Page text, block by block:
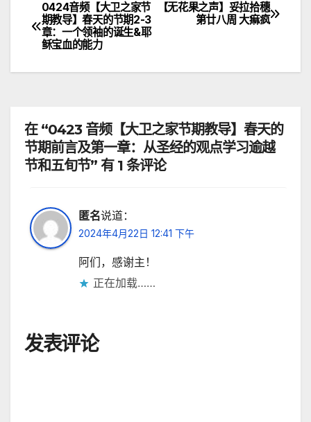
文
章
导
【无花果之声】妥拉拾穗
第廿八周 大痲疯
0424音频【大卫之家节
期教导】春天的节期2-3
章：一个领袖的诞生&耶
稣宝血的能力
在 “0423 音频【大卫之家节期教导】春天的
节期前言及第一章：从圣经的观点学习逾越
节和五旬节” 有 1 条评论
匿名说道：
2024年4月22日 12:41 下午
阿们，感谢主！
正在加载……
发表评论